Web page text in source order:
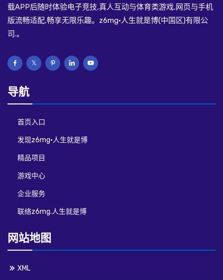
载APP后随时体验电子竞技,真人互动与体育类游戏,网页与手机
版流畅适配,畅享无限乐趣。z6mg·人生就是博(中国区)有限公
司.。
导航
首页入口
发现z6mg·人生就是博
精品项目
游戏中心
企业服务
联络z6mg.人生就是博
网站地图
XML